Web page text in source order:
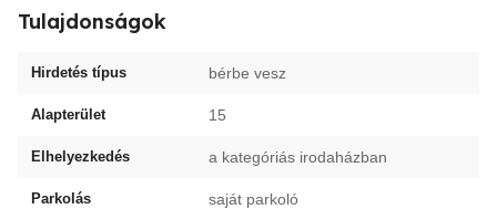
Tulajdonságok
Hirdetés típus bérbe vesz
Alapterület 15
Elhelyezkedés a kategóriás irodaházban
Parkolás saját parkoló